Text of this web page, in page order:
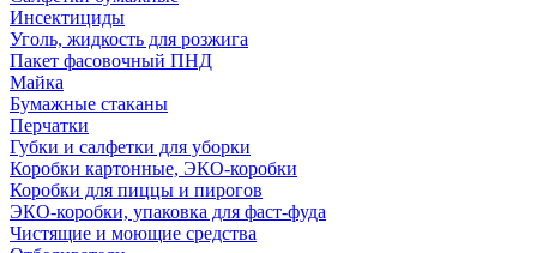
Инсектициды
Уголь, жидкость для розжига
Пакет фасовочный ПНД
Майка
Бумажные стаканы
Перчатки
Губки и салфетки для уборки
Коробки картонные, ЭКО-коробки
Коробки для пиццы и пирогов
ЭКО-коробки, упаковка для фаст-фуда
Чистящие и моющие средства